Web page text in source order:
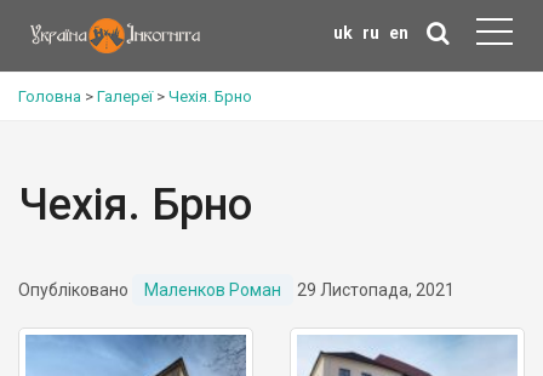
uk ru en
Головна > Галереї> Чехія. Брно
Чехія. Брно
Опубліковано Маленков Роман 29 Листопада, 2021